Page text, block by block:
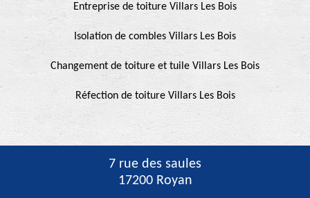
Entreprise de toiture Villars Les Bois
Isolation de combles Villars Les Bois
Changement de toiture et tuile Villars Les Bois
Réfection de toiture Villars Les Bois
7 rue des saules
17200 Royan